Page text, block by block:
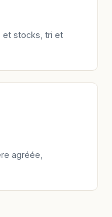
et stocks, tri et
agréée,